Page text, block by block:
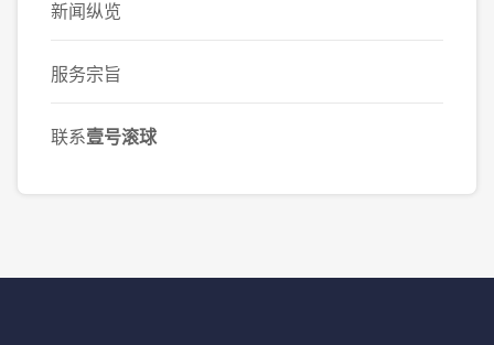
新闻纵览
服务宗旨
联系壹号滚球